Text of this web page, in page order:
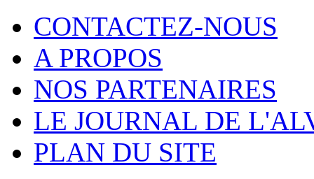
CONTACTEZ-NOUS
A PROPOS
NOS PARTENAIRES
LE JOURNAL DE
PLAN DU SITE